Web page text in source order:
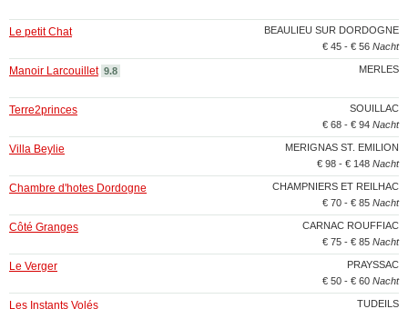
BEAULIEU SUR DORDOGNE
Le petit Chat
€ 45 - € 56 Nacht
MERLES
Manoir Larcouillet 9.8
SOUILLAC
Terre2princes
€ 68 - € 94 Nacht
MERIGNAS ST. EMILION
Villa Beylie
€ 98 - € 148 Nacht
CHAMPNIERS ET REILHAC
Chambre d'hotes Dordogne
€ 70 - € 85 Nacht
CARNAC ROUFFIAC
Côté Granges
€ 75 - € 85 Nacht
PRAYSSAC
Le Verger
€ 50 - € 60 Nacht
TUDEILS
Les Instants Volés